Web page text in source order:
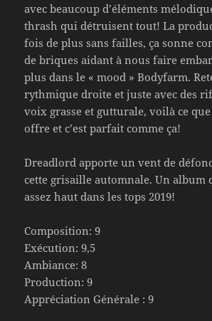
avec beaucoup d’éléments
thrash qui détruisent tout! La
fois de plus sans failles, ça sonne
de briques aidant à nous faire
plus dans le « mood » Bodyfarm.
rythmique droite et juste avec des
voix grasse et gutturale, voilà ce
offre et c’est parfait comme ça!
Dreadlord apporte un vent de
cette grisaille automnale. Un album
assez haut dans les tops 2019!
Composition: 9
Exécution: 9,5
Ambiance: 8
Production: 9
Appréciation Générale : 9